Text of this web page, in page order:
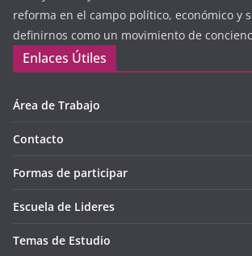
reforma en el campo político, económico y
definirnos como un movimiento de
Enlaces Útiles
Área de Trabajo
Contacto
Formas de participar
Escuela de Lideres
Temas de Estudio